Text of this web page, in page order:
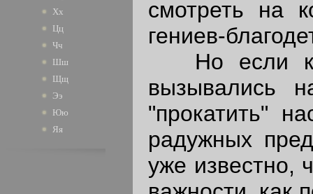
Хх
Цц
Чч
Шш
Щщ
Ээ
Юю
Яя
смотреть на
гениев-
Но если
вызывались
"прокатить"
радужных
уже известно,